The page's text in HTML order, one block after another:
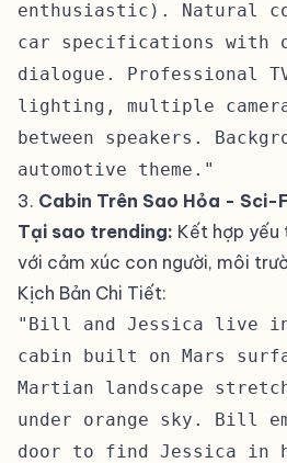
enthusiastic). Natural
car specifications with
dialogue. Professional
lighting, multiple
between speakers.
automotive theme."
3. Cabin Trên Sao Hỏa - Sci-
Tại sao trending: Kết hợp yếu
với cảm xúc con người, môi
Kịch Bản Chi Tiết:
"Bill and Jessica live
cabin built on Mars
Martian landscape
under orange sky. Bill
door to find Jessica in